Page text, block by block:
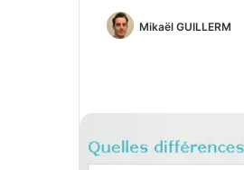
Mikaël GUILLERM